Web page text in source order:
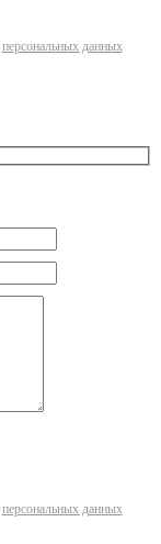
персональных данных
персональных данных